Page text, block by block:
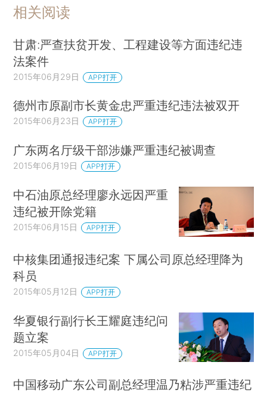
相关阅读
甘肃:严查扶贫开发、工程建设等方面违纪违
法案件
2015年06月29日 APP打开
德州市原副市长黄金忠严重违纪违法被双开
2015年06月23日 APP打开
广东两名厅级干部涉嫌严重违纪被调查
2015年06月19日 APP打开
中石油原总经理廖永远因严重
违纪被开除党籍
2015年06月15日 APP打开
中核集团通报违纪案 下属公司原总经理降为
科员
2015年05月12日 APP打开
华夏银行副行长王耀庭违纪问
题立案
2015年05月04日 APP打开
中国移动广东公司副总经理温乃粘涉严重违纪